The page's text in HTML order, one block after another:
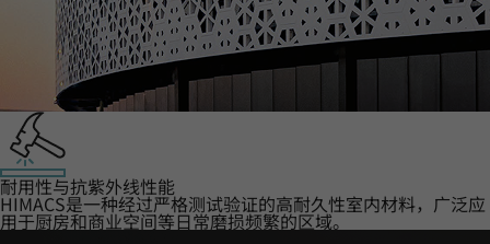
耐用性与抗紫外线性能
HIMACS是一种经过严格测试验证的高耐久性室内材料，广泛应
用于厨房和商业空间等日常磨损频繁的区域。